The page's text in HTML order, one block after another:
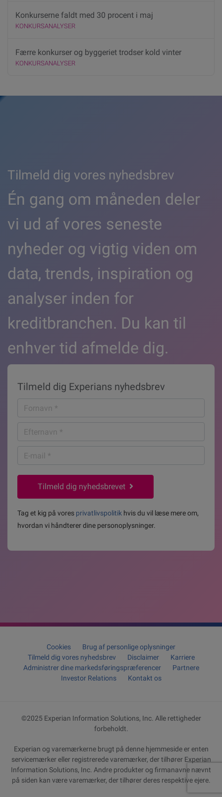
Konkurserne faldt med 30 procent i maj
KONKURSANALYSER
Færre konkurser og byggeriet trodser kold vinter
KONKURSANALYSER
Tilmeld dig vores nyhedsbrev
Én gang om måneden deler
vi ud af vores seneste
nyheder og vigtig viden om
data, trends, inspiration og
analyser inden for
kreditbranchen. Du kan til
enhver tid afmelde dig.
Tilmeld dig Experians nyhedsbrev
Fornavn
*
Efternavn
*
mail
*
Tilmeld dig nyhedsbrevet
Tag et kig på vores privatlivspolitik hvis du vil læse mere om,
hvordan vi håndterer dine personoplysninger.
Cookies
Brug af personlige oplysninger
Tilmeld dig vores nyhedsbrev
Disclaimer
Karriere
Administrer dine markedsføringspræferencer
Partnere
Investor Relations
Kontakt os
©2025 Experian Information Solutions, Inc. Alle rettigheder
forbeholdt.
Experian og varemærkerne brugt på denne hjemmeside er enten
servicemærker eller registrerede varemærker, der tilhører Experian
Information Solutions, Inc. Andre produkter og firmanavne nævnt
på siden kan være varemærker, der tilhører deres respektive ejere.